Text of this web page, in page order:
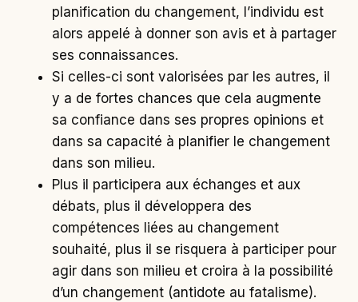
planification du changement, l’individu est
alors appelé à donner son avis et à partager
ses connaissances.
Si celles-ci sont valorisées par les autres, il
y a de fortes chances que cela augmente
sa confiance dans ses propres opinions et
dans sa capacité à planifier le changement
dans son milieu.
Plus il participera aux échanges et aux
débats, plus il développera des
compétences liées au changement
souhaité, plus il se risquera à participer pour
agir dans son milieu et croira à la possibilité
d’un changement (antidote au fatalisme).